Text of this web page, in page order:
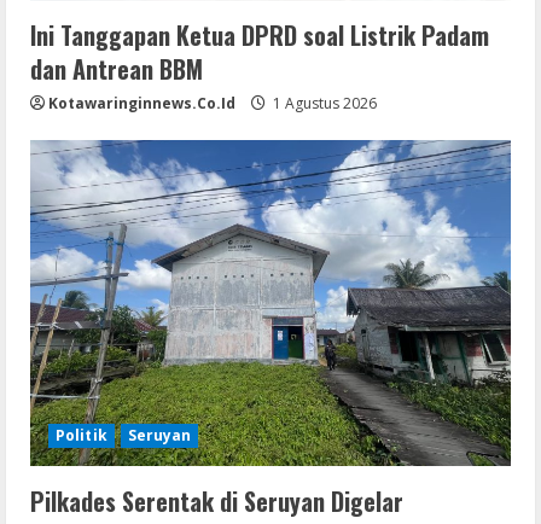
Ini Tanggapan Ketua DPRD soal Listrik Padam
dan Antrean BBM
Kotawaringinnews.co.id 1 Agustus 2026
Politik Seruyan
Pilkades Serentak di Seruyan Digelar